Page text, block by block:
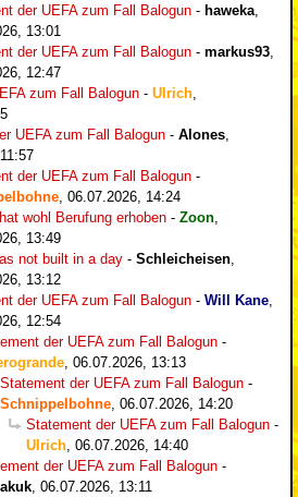
der UEFA zum Fall Balogun - haweka
13:01
der UEFA zum Fall Balogun - markus93
12:47
zum Fall Balogun - Ulrich
UEFA zum Fall Balogun - Alones
der UEFA zum Fall Balogun -
06.07.2026, 14:24
wohl Berufung erhoben - Zoon
13:49
not built in a day - Schleicheisen
13:12
der UEFA zum Fall Balogun - Will Kane
12:54
der UEFA zum Fall Balogun -
06.07.2026, 13:13
Statement der UEFA zum Fall Balogun -
Schnippelbohne 06.07.2026, 14:20
Statement der UEFA zum Fall Balogun -
Ulrich 06.07.2026, 14:40
der UEFA zum Fall Balogun -
06.07.2026, 13:11